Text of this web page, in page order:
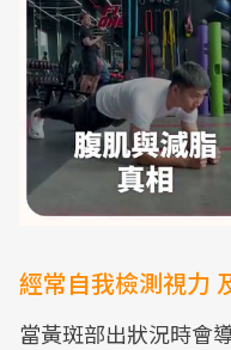
經常自我檢測視力
當黃斑部出狀況時會